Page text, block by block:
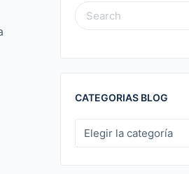
SEARCH
FOR:
CATEGORIAS BLOG
CATEGORIAS
BLOG